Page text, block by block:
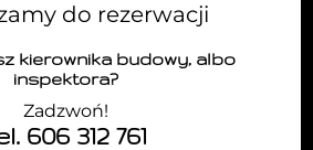
– budujemy przyszłość z
do rezerwacji
kierownika budowy, albo
inspektora?
Zadzwoń!
606 312 761